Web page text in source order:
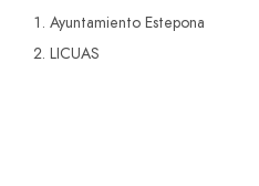
Ayuntamiento Estepona
LICUAS